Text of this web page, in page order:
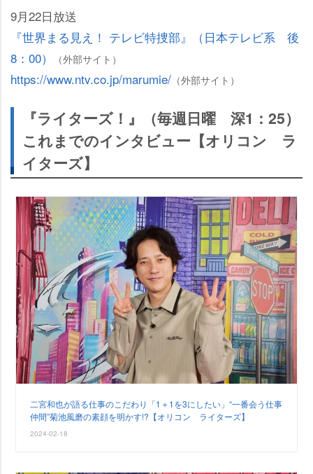
9月22日放送
『世界まる見え！ テレビ特捜部』（日本テレビ系 後
8：00）
（外部サイト）
https://www.ntv.co.jp/marumie/ （外部サイト）
『ライターズ！』（毎週日曜 深1：25）
これまでのインタビュー【オリコン ラ
イターズ】
二宮和也が語る仕事のこだわり「1＋1を3にしたい」“一番会う仕事
仲間”菊池風磨の素顔を明かす!?【オリコン ライターズ】
2024-02-18